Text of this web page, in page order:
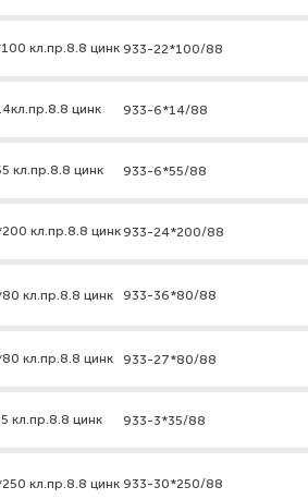
кл.пр.8.8 цинк 933-22*100/88
цинк 933-6*14/88
кл.пр.8.8 цинк 933-6*55/88
кл.пр.8.8 цинк933-24*200/88
кл.пр.8.8 цинк 933-36*80/88
кл.пр.8.8 цинк 933-27*80/88
кл.пр.8.8 цинк 933-3*35/88
кл.пр.8.8 цинк 933-30*250/88